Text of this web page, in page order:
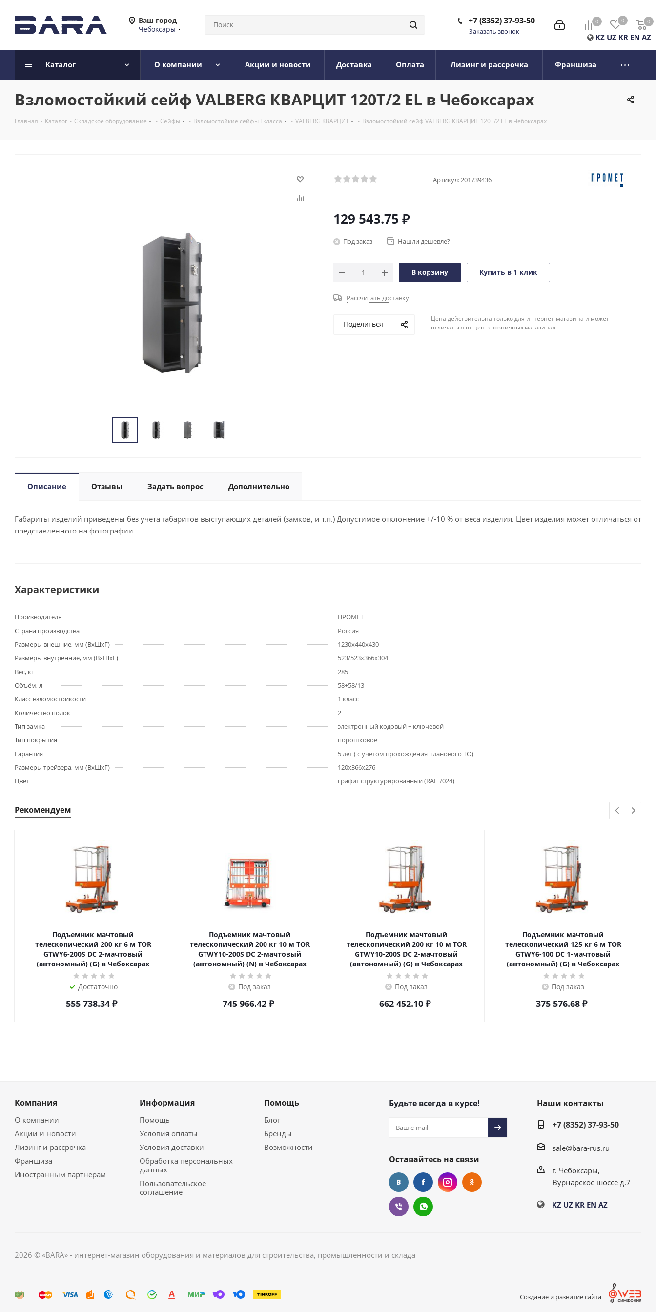
Ваш город
Чебоксары
0 0 0
0
KZ UZ KR EN AZ
+7 (8352) 37-93-50
Заказать звонок
Каталог О компании Акции и новости Доставка Оплата Лизинг и рассрочка Франшиза
Взломостойкий сейф VALBERG КВАРЦИТ 120Т/2 EL в Чебоксарах
Главная - Каталог - Складское оборудование - Сейфы - Взломостойкие сейфы I класса - VALBERG КВАРЦИТ - Взломостойкий сейф VALBERG КВАРЦИТ 120Т/2 EL в Чебоксарах
Артикул:201739436
129 543.75 ₽
Под заказ Нашли дешевле?
В корзину Купить в 1 клик
Рассчитать доставку
Поделиться
Цена действительна только для интернет-магазина и может
отличаться от цен в розничных магазинах
Описание Отзывы Задать вопрос Дополнительно
Габариты изделий приведены без учета габаритов выступающих деталей (замков, и т.п.) Допустимое отклонение +/-10 % от веса изделия. Цвет изделия может отличаться от
представленного на фотографии.
Характеристики
Производитель
ПРОМЕТ
Страна производства
Россия
Размеры внешние, мм (ВхШхГ)
1230x440x430
Размеры внутренние, мм (ВхШхГ)
523/523x366x304
Вес, кг
285
Объём, л
58+58/13
Класс взломостойкости
1 класс
Количество полок
2
Тип замка
электронный кодовый + ключевой
Тип покрытия
порошковое
Гарантия
5 лет ( с учетом прохождения планового ТО)
Размеры трейзера, мм (ВхШхГ)
120х366х276
Цвет
графит структурированный (RAL 7024)
Рекомендуем
Подъемник мачтовый
телескопический 200 кг 6 м TOR
GTWY6-200S DC 2-мачтовый
(автономный) (G) в Чебоксарах
Достаточно
555 738.34₽
Подъемник мачтовый
телескопический 200 кг 10 м TOR
GTWY10-200S DC 2-мачтовый
(автономный) (N) в Чебоксарах
Под заказ
745 966.42₽
Подъемник мачтовый
телескопический 200 кг 10 м TOR
GTWY10-200S DC 2-мачтовый
(автономный) (G) в Чебоксарах
Под заказ
662 452.10₽
Подъемник мачтовый
телескопический 125 кг 6 м TOR
GTWY6-100 DC 1-мачтовый
(автономный) (G) в Чебоксарах
Под заказ
375 576.68₽
Компания
О компании
Акции и новости
Лизинг и рассрочка
Франшиза
Иностранным партнерам
Информация
Помощь
Условия оплаты
Условия доставки
Обработка персональных
данных
Пользовательское
соглашение
Помощь
Блог
Бренды
Возможности
Будьте всегда в курсе!
Оставайтесь на связи
Наши контакты
+7 (8352) 37-93-50
sale@bara-rus.ru
г. Чебоксары,
Вурнарское шоссе д.7
KZ UZ KR EN AZ
2026 © «BARA» - интернет-магазин оборудования и материалов для строительства, промышленности и склада
Создание и развитие сайта